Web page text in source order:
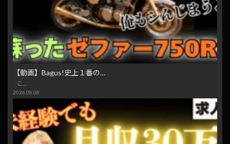
【動画】Bagus!史上１番の…
こ…
2026.08.08